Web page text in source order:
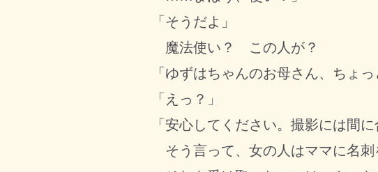
「そうだよ」
魔法使い？ この人が？
「ゆずはちゃんのお母さん、ちょ
「えっ？」
「安心してください。撮影には間
そう言って、女の人はママに名刺